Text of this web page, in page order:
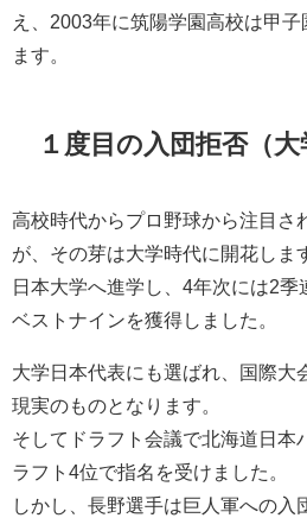
え、2003年に筑陽学園高校は甲
ます。
１度目の入団拒否（大
高校時代からプロ野球から注目さ
が、その芽は大学時代に開花しま
日本大学へ進学し、4年次には2
ベストナインを獲得しました。
大学日本代表にも選ばれ、国際大
現実のものとなります。
そしてドラフト会議で北海道日本
ラフト4位で指名を受けました。
しかし、長野選手は巨人軍への入